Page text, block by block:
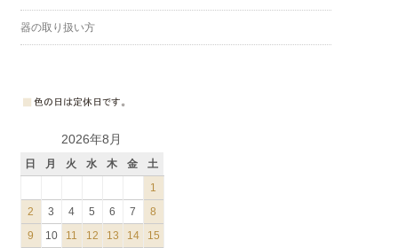
器の取り扱い方
2026年8月
日 月 火 水 木 金
土
1
2
3 4 5 6 7
8
9
10 11 12 13 14
15